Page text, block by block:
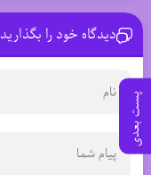
پست بعدی
دیدگاه خود را بگذارید